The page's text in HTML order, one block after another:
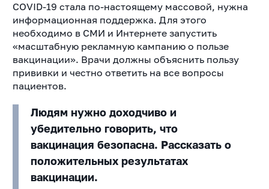
COVID-19 стала по-настоящему массовой, нужна
информационная поддержка. Для этого
необходимо в СМИ и Интернете запустить
«масштабную рекламную кампанию о пользе
вакцинации». Врачи должны объяснить пользу
прививки и честно ответить на все вопросы
пациентов.
Людям нужно доходчиво и
убедительно говорить, что
вакцинация безопасна. Рассказать о
положительных результатах
вакцинации.